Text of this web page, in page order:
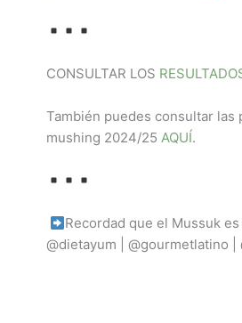
CONSULTAR LOS
También puedes consultar
mushing 2024/25 AQUÍ.
Recordad que el Mussuk
@dietayum | @gourmetlatino |